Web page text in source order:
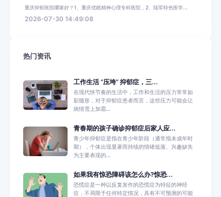
重庆抑郁医院哪家好？1、重庆优眠精神心理专科医院，2、陆军特色医学...
2026-07-30 14:49:08
热门资讯
工作生活 “压垮” 抑郁症，三...
在现代快节奏的生活中，工作和生活的压力常常如
影随形，对于抑郁症患者而言，这些压力可能会让
病情雪上加霜...
青春期的孩子确诊抑郁症后家人应...
青少年抑郁症是指在青少年阶段（通常指未成年时
期），个体出现显著而持续的情绪低落、兴趣缺失
为主要表现的...
如果我有惊恐障碍该怎么办?惊恐...
恐慌症是一种以反复发作的恐慌症为特征的神经
症，不局限于任何特定情况，具有不可预测的可能